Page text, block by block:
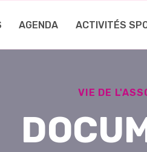
AGENDA ACTIVITÉS
VIE DE